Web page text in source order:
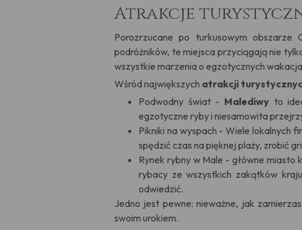
Atrakcje
Porozrzucane po turkusowym obszarze
podróżników, te miejsca przyciągają nie
wszystkie marzenia o egzotycznych
Wśród największych atrakcji
Podwodny świat - Malediwy to
egzotyczne ryby i niesamowita
Pikniki na wyspach - Wiele lokalnych
spędzić czas na pięknej plaży, zrobić
Rynek rybny w Male - główne
rybacy ze wszystkich zakątków
odwiedzić.
Jedno jest pewne: nieważne, jak
swoim urokiem.